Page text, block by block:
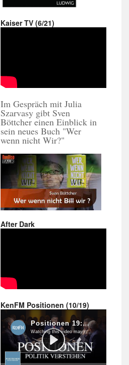
Kaiser TV (6/21)
Im Gespräch mit Julia
Szarvasy gibt Sven
Böttcher einen Einblick in
sein neues Buch "Wer
wenn nicht Wir?"
After Dark
KenFM Positionen (10/19)